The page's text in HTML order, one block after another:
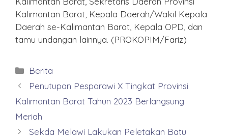
Kalimantan Barat, Kepala Daerah/Wakil Kepala
Daerah se-Kalimantan Barat, Kepala OPD, dan
tamu undangan lainnya. (PROKOPIM/Fariz)
Kategori
Berita
Penutupan Pesparawi X Tingkat Provinsi
Kalimantan Barat Tahun 2023 Berlangsung
Meriah
Sekda Melawi Lakukan Peletakan Batu